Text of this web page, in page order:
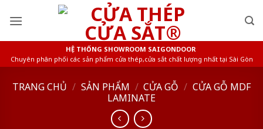
HỆ THỐNG SHOWROOM SAIGONDOOR
Chuyên phân phối các sản phẩm cửa thép,cửa sắt chất lượng nhất tại Sài Gòn
TRANG CHỦ / SẢN PHẨM / CỬA GỖ / CỬA GỖ MDF
LAMINATE